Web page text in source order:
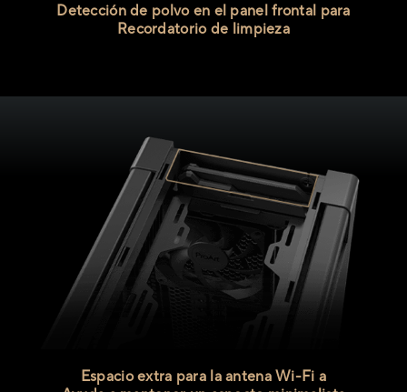
Detección de polvo en el panel frontal para
Recordatorio de limpieza
Espacio extra para la antena Wi-Fi a